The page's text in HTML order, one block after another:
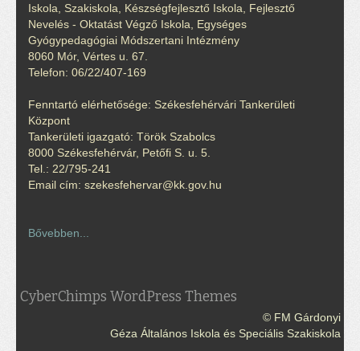
Iskola, Szakiskola, Készségfejlesztő Iskola, Fejlesztő
Nevelés - Oktatást Végző Iskola, Egységes
Gyógypedagógiai Módszertani Intézmény
8060 Mór, Vértes u. 67.
Telefon: 06/22/407-169
Fenntartó elérhetősége: Székesfehérvári Tankerületi
Központ
Tankerületi igazgató: Török Szabolcs
8000 Székesfehérvár, Petőfi S. u. 5.
Tel.: 22/795-241
Email cím: szekesfehervar@kk.gov.hu
Bővebben...
CyberChimps WordPress Themes
© FM Gárdonyi
Géza Általános Iskola és Speciális Szakiskola